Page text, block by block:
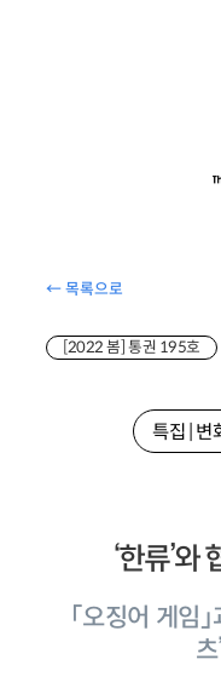
← 목록으로
[2022 봄] 통권 195호
특집 | 변
‘한류’와
「오징어 게임